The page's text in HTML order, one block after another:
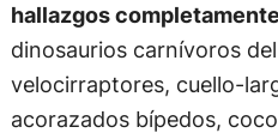
hallazgos
dinosaurios carnívoros
velocirraptores, cuello-
acorazados bípedos,